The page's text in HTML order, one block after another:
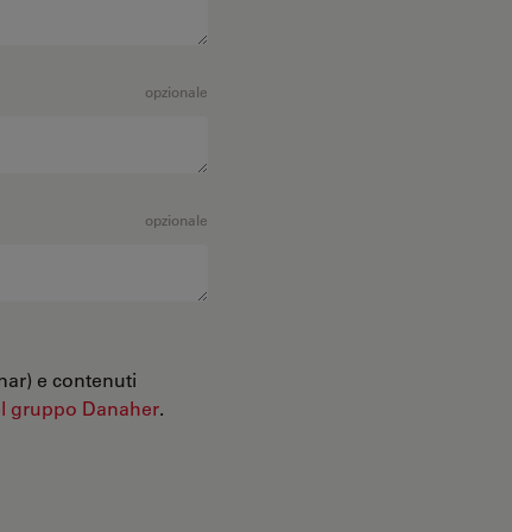
opzionale
opzionale
e contenuti
gruppo Danaher.